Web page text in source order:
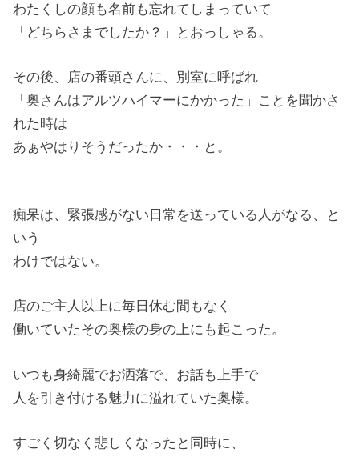
わたくしの顔も名前も忘れてしまっていて
「どちらさまでしたか？」とおっしゃる。
その後、店の番頭さんに、別室に呼ばれ
「奥さんはアルツハイマーにかかった」ことを聞かさ
れた時は
あぁやはりそうだったか・・・と。
痴呆は、緊張感がない日常を送っている人がなる、と
いう
わけではない。
店のご主人以上に毎日休む間もなく
働いていたその奥様の身の上にも起こった。
いつも身綺麗でお洒落で、お話も上手で
人を引き付ける魅力に溢れていた奥様。
すごく切なく悲しくなったと同時に、